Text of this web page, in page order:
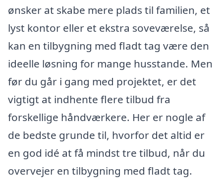
ønsker at skabe mere plads til familien, et
lyst kontor eller et ekstra soveværelse, så
kan en tilbygning med fladt tag være den
ideelle løsning for mange husstande. Men
før du går i gang med projektet, er det
vigtigt at indhente flere tilbud fra
forskellige håndværkere. Her er nogle af
de bedste grunde til, hvorfor det altid er
en god idé at få mindst tre tilbud, når du
overvejer en tilbygning med fladt tag.